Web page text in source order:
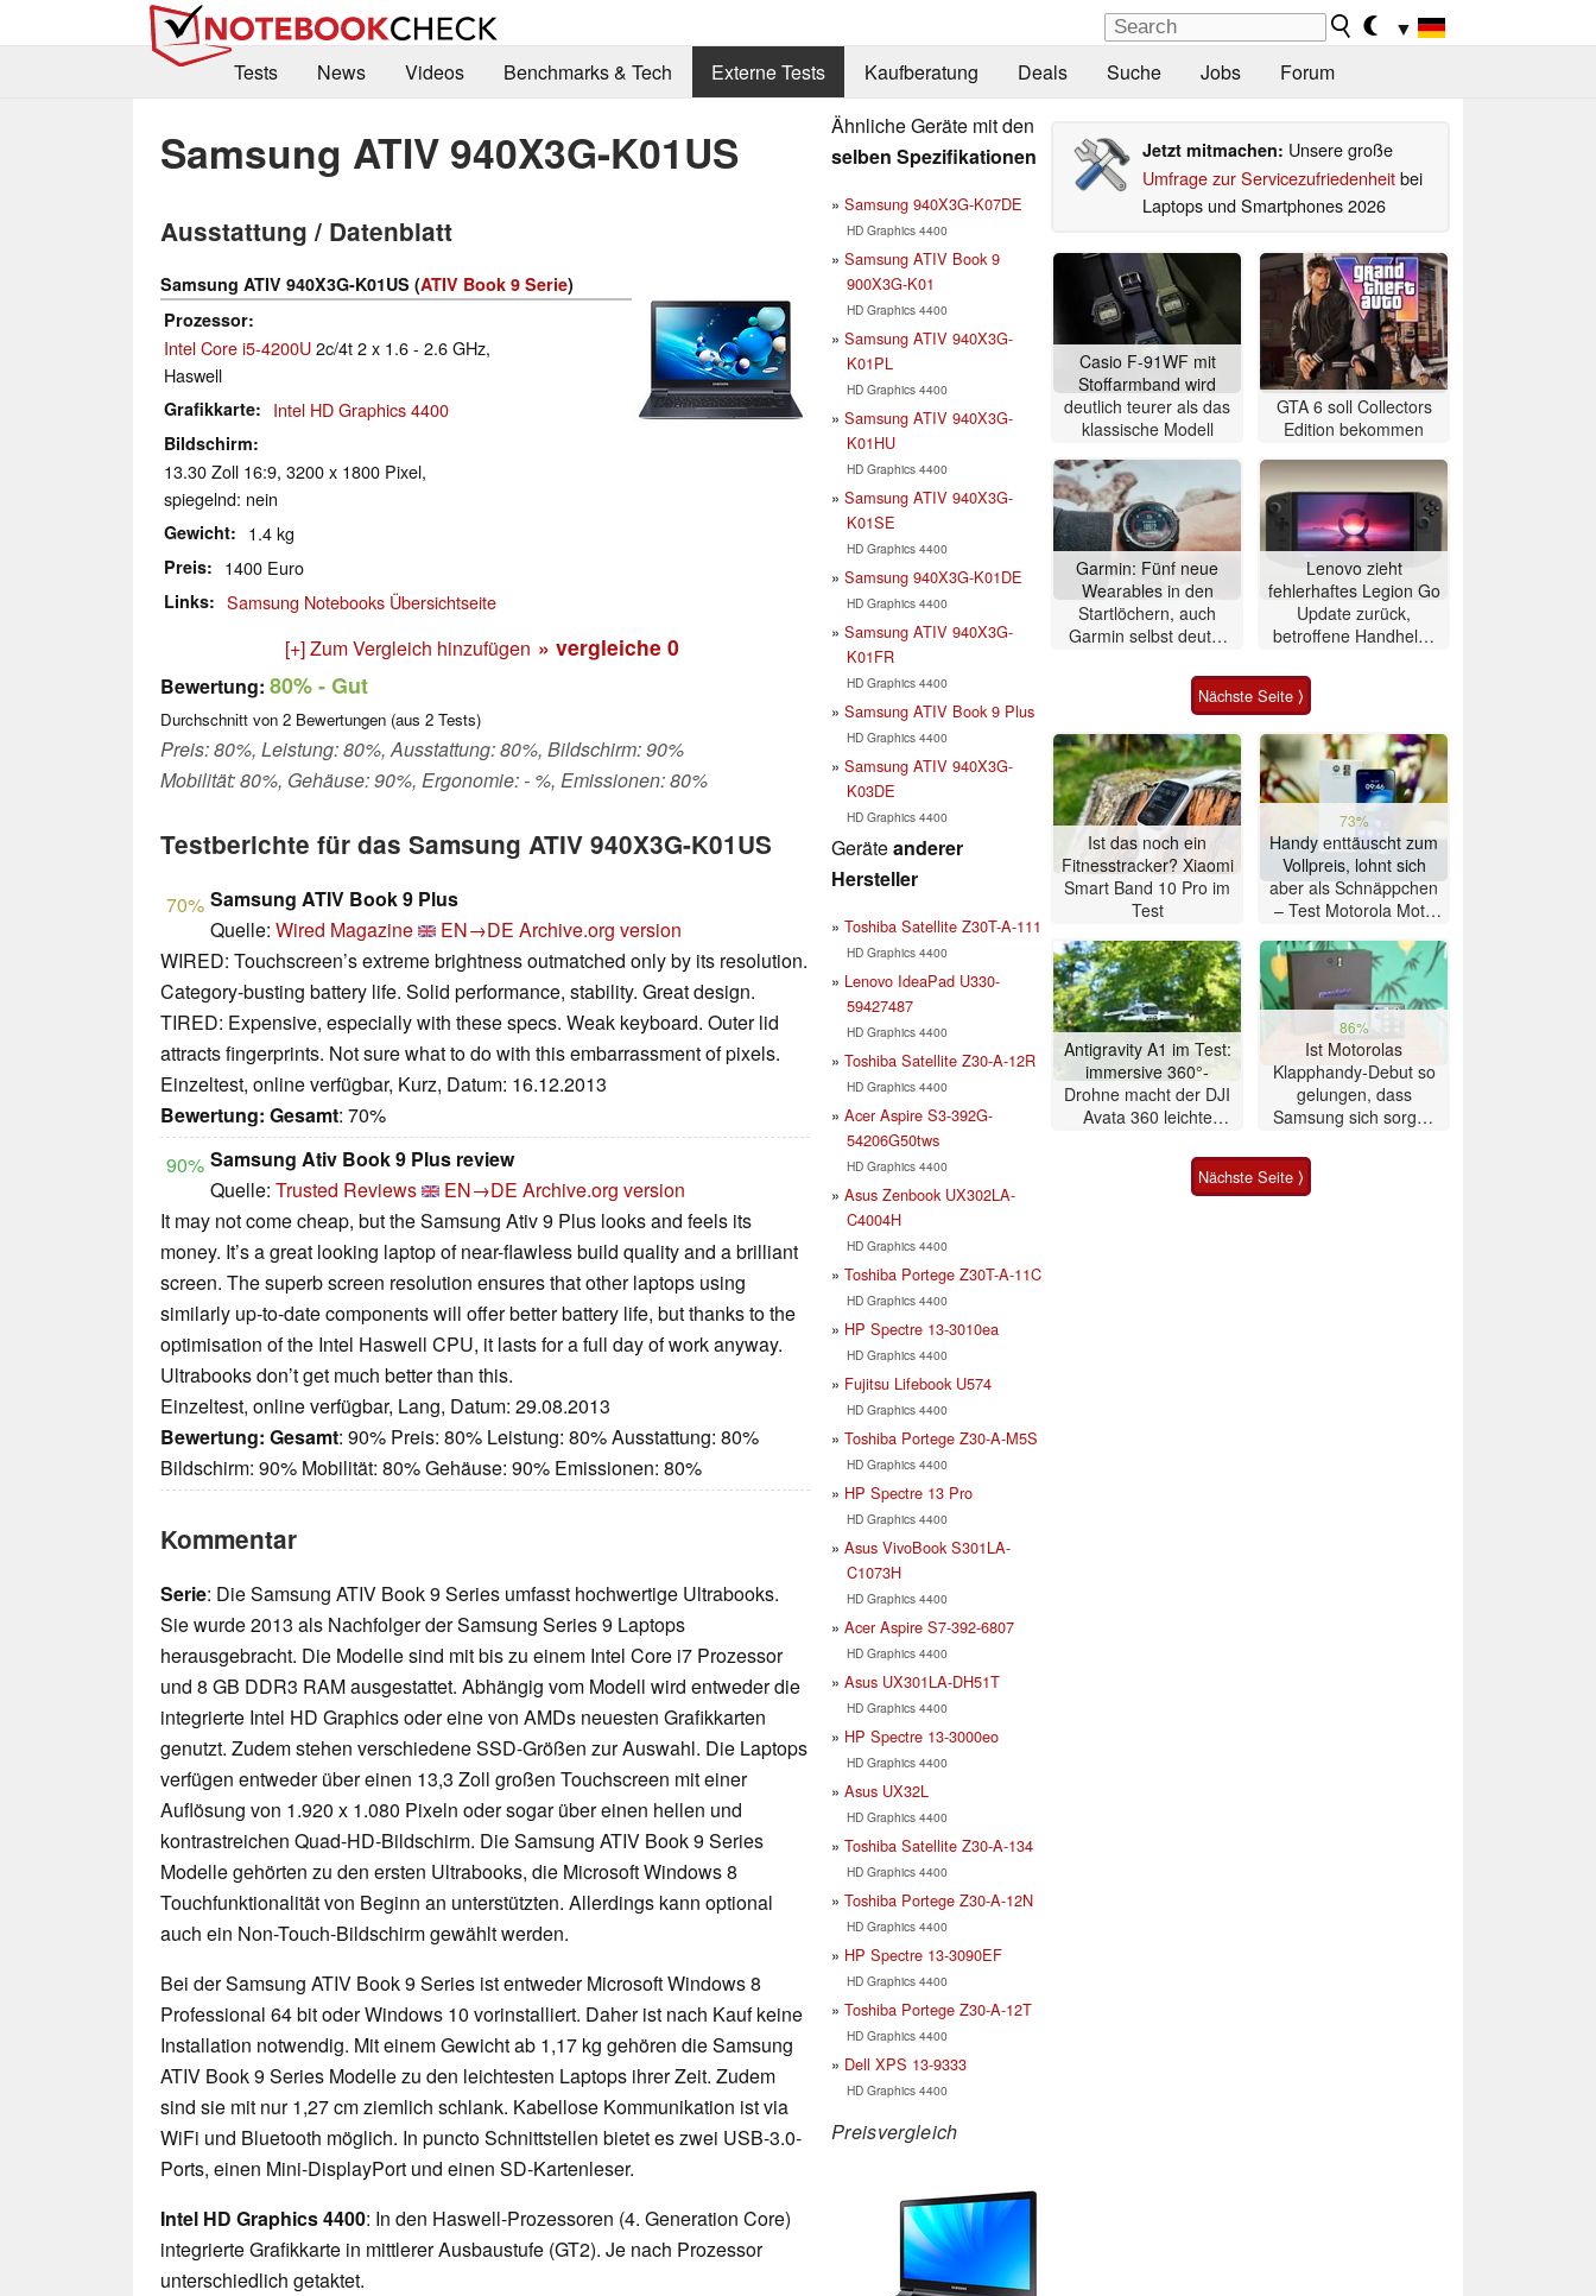
▼
Tests
News Videos Benchmarks & Tech Externe Tests Kaufberatung Deals Suche Jobs Forum
Samsung ATIV 940X3G-K01US
Ausstattung / Datenblatt
Samsung ATIV 940X3G-K01US (ATIV Book 9 Serie)
Prozessor
Intel Core i5-4200U2c/4t 2 x 1.6 - 2.6 GHz,
Haswell
Grafikkarte Intel HD Graphics 4400
Bildschirm
13.30 Zoll 16:9, 3200 x 1800 Pixel,
spiegelnd: nein
Gewicht 1.4 kg
Preis 1400 Euro
Links Samsung Notebooks Übersichtseite
[+] Zum Vergleich hinzufügen » vergleiche 0
Bewertung: 80%- Gut
Durchschnitt von 2 Bewertungen (aus 2 Tests)
Preis: 80%, Leistung: 80%, Ausstattung: 80%, Bildschirm: 90%
Mobilität: 80%, Gehäuse: 90%, Ergonomie: - %, Emissionen: 80%
Testberichte für das Samsung ATIV 940X3G-K01US
70% Samsung ATIV Book 9 Plus
Quelle: Wired Magazine EN→DE Archive.org version
WIRED: Touchscreen’s extreme brightness outmatched only by its resolution.
Category-busting battery life. Solid performance, stability. Great design.
TIRED: Expensive, especially with these specs. Weak keyboard. Outer lid
attracts fingerprints. Not sure what to do with this embarrassment of pixels.
Einzeltest, online verfügbar, Kurz, Datum: 16.12.2013
Bewertung: Gesamt: 70%
90% Samsung Ativ Book 9 Plus review
Quelle: Trusted Reviews EN→DE Archive.org version
It may not come cheap, but the Samsung Ativ 9 Plus looks and feels its
money. It’s a great looking laptop of near-flawless build quality and a brilliant
screen. The superb screen resolution ensures that other laptops using
similarly up-to-date components will offer better battery life, but thanks to the
optimisation of the Intel Haswell CPU, it lasts for a full day of work anyway.
Ultrabooks don’t get much better than this.
Einzeltest, online verfügbar, Lang, Datum: 29.08.2013
Bewertung: Gesamt: 90% Preis: 80% Leistung: 80% Ausstattung: 80%
Bildschirm: 90% Mobilität: 80% Gehäuse: 90% Emissionen: 80%
Kommentar
Serie: Die Samsung ATIV Book 9 Series umfasst hochwertige Ultrabooks.
Sie wurde 2013 als Nachfolger der Samsung Series 9 Laptops
herausgebracht. Die Modelle sind mit bis zu einem Intel Core i7 Prozessor
und 8 GB DDR3 RAM ausgestattet. Abhängig vom Modell wird entweder die
integrierte Intel HD Graphics oder eine von AMDs neuesten Grafikkarten
genutzt. Zudem stehen verschiedene SSD-Größen zur Auswahl. Die Laptops
verfügen entweder über einen 13,3 Zoll großen Touchscreen mit einer
Auflösung von 1.920 x 1.080 Pixeln oder sogar über einen hellen und
kontrastreichen Quad-HD-Bildschirm. Die Samsung ATIV Book 9 Series
Modelle gehörten zu den ersten Ultrabooks, die Microsoft Windows 8
Touchfunktionalität von Beginn an unterstützten. Allerdings kann optional
auch ein Non-Touch-Bildschirm gewählt werden.
Bei der Samsung ATIV Book 9 Series ist entweder Microsoft Windows 8
Professional 64 bit oder Windows 10 vorinstalliert. Daher ist nach Kauf keine
Installation notwendig. Mit einem Gewicht ab 1,17 kg gehören die Samsung
ATIV Book 9 Series Modelle zu den leichtesten Laptops ihrer Zeit. Zudem
sind sie mit nur 1,27 cm ziemlich schlank. Kabellose Kommunikation ist via
WiFi und Bluetooth möglich. In puncto Schnittstellen bietet es zwei USB-3.0-
Ports, einen Mini-DisplayPort und einen SD-Kartenleser.
Intel HD Graphics 4400: In den Haswell-Prozessoren (4. Generation Core)
integrierte Grafikkarte in mittlerer Ausbaustufe (GT2). Je nach Prozessor
unterschiedlich getaktet.
Ähnliche Geräte mit den
selben Spezifikationen
Samsung 940X3G-K07DE
HD Graphics 4400
Samsung ATIV Book 9
900X3G-K01
HD Graphics 4400
Samsung ATIV 940X3G-
K01PL
HD Graphics 4400
Samsung ATIV 940X3G-
K01HU
HD Graphics 4400
Samsung ATIV 940X3G-
K01SE
HD Graphics 4400
Samsung 940X3G-K01DE
HD Graphics 4400
Samsung ATIV 940X3G-
K01FR
HD Graphics 4400
Samsung ATIV Book 9 Plus
HD Graphics 4400
Samsung ATIV 940X3G-
K03DE
HD Graphics 4400
Geräteanderer
Hersteller
Toshiba Satellite Z30T-A-111
HD Graphics 4400
Lenovo IdeaPad U330-
59427487
HD Graphics 4400
Toshiba Satellite Z30-A-12R
HD Graphics 4400
Acer Aspire S3-392G-
54206G50tws
HD Graphics 4400
Asus Zenbook UX302LA-
C4004H
HD Graphics 4400
Toshiba Portege Z30T-A-11C
HD Graphics 4400
HP Spectre 13-3010ea
HD Graphics 4400
Fujitsu Lifebook U574
HD Graphics 4400
Toshiba Portege Z30-A-M5S
HD Graphics 4400
HP Spectre 13 Pro
HD Graphics 4400
Asus VivoBook S301LA-
C1073H
HD Graphics 4400
Acer Aspire S7-392-6807
HD Graphics 4400
Asus UX301LA-DH51T
HD Graphics 4400
HP Spectre 13-3000eo
HD Graphics 4400
Asus UX32L
HD Graphics 4400
Toshiba Satellite Z30-A-134
HD Graphics 4400
Toshiba Portege Z30-A-12N
HD Graphics 4400
HP Spectre 13-3090EF
HD Graphics 4400
Toshiba Portege Z30-A-12T
HD Graphics 4400
Dell XPS 13-9333
HD Graphics 4400
Preisvergleich
Jetzt mitmachen: Unsere große
Umfrage zur Servicezufriedenheitbei
Laptops und Smartphones 2026
Casio F-91WF mit
Stoffarmband wird
deutlich teurer als das
klassische Modell
GTA 6 soll Collectors
Edition bekommen
Garmin: Fünf neue
Wearables in den
Startlöchern, auch
Garmin selbst deutet
Lenovo zieht
fehlerhaftes Legion Go
Update zurück,
betroffene Handhelds
Nächste Seite ⟩
Ist das noch ein
Fitnesstracker? Xiaomi
Smart Band 10 Pro im
Test
73%
Handy enttäuscht zum
Vollpreis, lohnt sich
aber als Schnäppchen
– Test Motorola Moto
Antigravity A1 im Test:
immersive 360°-
Drohne macht der DJI
Avata 360 leichte
86%
Ist Motorolas
Klapphandy-Debut so
gelungen, dass
Samsung sich sorgen
Smartphone im Test
Nächste Seite ⟩